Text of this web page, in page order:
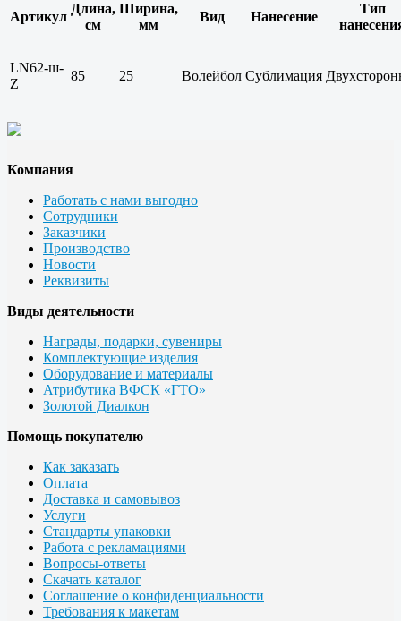
Артикул
Длина,
см
Ширина,
мм
Вид Нанесение
Тип
LN62-ш-
Z
85 25 Волейбол Сублимация
Компания
Работать с нами выгодно
Сотрудники
Заказчики
Производство
Новости
Реквизиты
Виды деятельности
Награды, подарки, сувениры
Комплектующие изделия
Оборудование и материалы
Атрибутика ВФСК «ГТО»
Золотой Диалкон
Помощь покупателю
Как заказать
Оплата
Доставка и самовывоз
Услуги
Стандарты упаковки
Работа с рекламациями
Вопросы-ответы
Скачать каталог
Соглашение о конфиденциальности
Требования к макетам